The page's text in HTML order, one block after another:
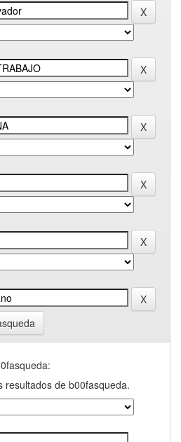
resultados de b00fasqueda.